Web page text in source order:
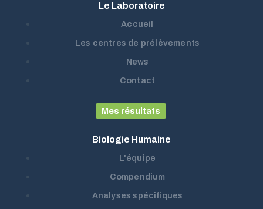
Le Laboratoire
Accueil
Les centres de prélèvements
News
Contact
Mes résultats
Biologie Humaine
L'équipe
Compendium
Analyses spécifiques